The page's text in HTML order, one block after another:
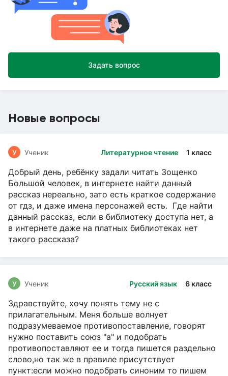
Задать вопрос
Новые вопросы
Литературное чтение 1 класс
У Ученик
Добрый день, ребёнку задали читать Зощенко
Большой человек, в интернете найти данный
рассказ нереально, зато есть краткое содержание
от гдз, и даже имена персонажей есть. Где найти
данный рассказ, если в библиотеку доступа нет, а
в интернете даже на платных библиотеках нет
такого рассказа?
Русский язык 6 класс
У Ученик
Здравствуйте, хочу понять тему не с
прилагательным. Меня больше волнует
подразумеваемое противопоставление, говорят
нужно поставить союз "а" и подобрать
противопоставляют ее и тогда пишется раздельно
слово,но так же в правиле присутствует
пункт:если можно подобрать синоним то пишем